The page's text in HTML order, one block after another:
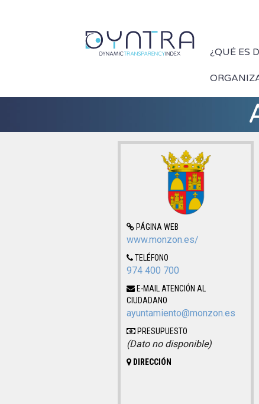
¿QUÉ ES
PÁGINA WEB
www.monzon.es/
TELÉFONO
974 400 700
E-MAIL ATENCIÓN AL
CIUDADANO
ayuntamiento@monzon.es
PRESUPUESTO
(Dato no disponible)
DIRECCIÓN